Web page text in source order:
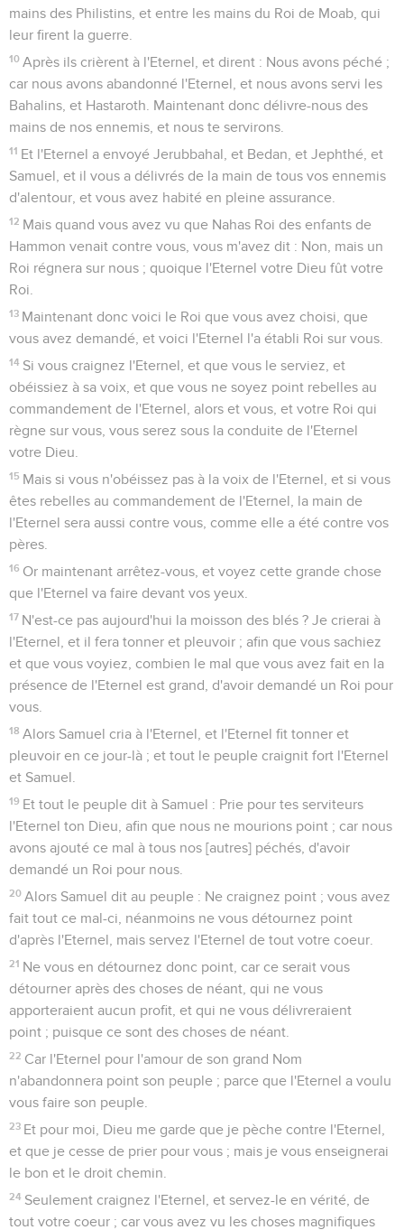
mains des Philistins, et entre les mains du Roi de Moab, qui
leur firent la guerre.
10 Après ils crièrent à l'Eternel, et dirent : Nous avons péché ;
car nous avons abandonné l'Eternel, et nous avons servi les
Bahalins, et Hastaroth. Maintenant donc délivre-nous des
mains de nos ennemis, et nous te servirons.
11 Et l'Eternel a envoyé Jerubbahal, et Bedan, et Jephthé, et
Samuel, et il vous a délivrés de la main de tous vos ennemis
d'alentour, et vous avez habité en pleine assurance.
12 Mais quand vous avez vu que Nahas Roi des enfants de
Hammon venait contre vous, vous m'avez dit : Non, mais un
Roi régnera sur nous ; quoique l'Eternel votre Dieu fût votre
Roi.
13 Maintenant donc voici le Roi que vous avez choisi, que
vous avez demandé, et voici l'Eternel l'a établi Roi sur vous.
14 Si vous craignez l'Eternel, et que vous le serviez, et
obéissiez à sa voix, et que vous ne soyez point rebelles au
commandement de l'Eternel, alors et vous, et votre Roi qui
règne sur vous, vous serez sous la conduite de l'Eternel
votre Dieu.
15 Mais si vous n'obéissez pas à la voix de l'Eternel, et si vous
êtes rebelles au commandement de l'Eternel, la main de
l'Eternel sera aussi contre vous, comme elle a été contre vos
pères.
16 Or maintenant arrêtez-vous, et voyez cette grande chose
que l'Eternel va faire devant vos yeux.
17 N'est-ce pas aujourd'hui la moisson des blés ? Je crierai à
l'Eternel, et il fera tonner et pleuvoir ; afin que vous sachiez
et que vous voyiez, combien le mal que vous avez fait en la
présence de l'Eternel est grand, d'avoir demandé un Roi pour
vous.
18 Alors Samuel cria à l'Eternel, et l'Eternel fit tonner et
pleuvoir en ce jour-là ; et tout le peuple craignit fort l'Eternel
et Samuel.
19 Et tout le peuple dit à Samuel : Prie pour tes serviteurs
l'Eternel ton Dieu, afin que nous ne mourions point ; car nous
avons ajouté ce mal à tous nos [autres] péchés, d'avoir
demandé un Roi pour nous.
20 Alors Samuel dit au peuple : Ne craignez point ; vous avez
fait tout ce mal-ci, néanmoins ne vous détournez point
d'après l'Eternel, mais servez l'Eternel de tout votre coeur.
21 Ne vous en détournez donc point, car ce serait vous
détourner après des choses de néant, qui ne vous
apporteraient aucun profit, et qui ne vous délivreraient
point ; puisque ce sont des choses de néant.
22 Car l'Eternel pour l'amour de son grand Nom
n'abandonnera point son peuple ; parce que l'Eternel a voulu
vous faire son peuple.
23 Et pour moi, Dieu me garde que je pèche contre l'Eternel,
et que je cesse de prier pour vous ; mais je vous enseignerai
le bon et le droit chemin.
24 Seulement craignez l'Eternel, et servez-le en vérité, de
tout votre coeur ; car vous avez vu les choses magnifiques